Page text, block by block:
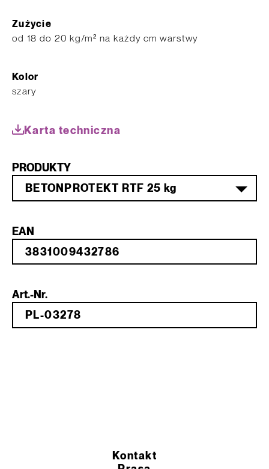
Zużycie
od 18 do 20 kg/m² na każdy cm warstwy
Kolor
szary
Karta techniczna
PRODUKTY
BETONPROTEKT RTF 25 kg
EAN
Art.-Nr.
Kontakt